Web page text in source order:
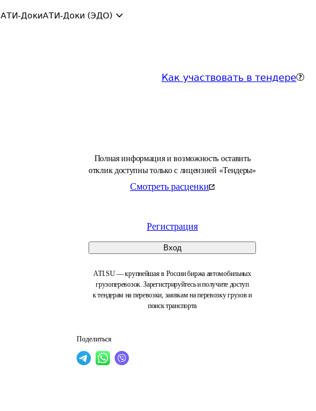
АТИ-ДокиАТИ-Доки (ЭДО)
Как участвовать в тендере
Полная информация и возможность оставить
отклик доступны только с лицензией «Тендеры»
Смотреть расценки
Регистрация
Вход
ATI.SU — крупнейшая в России биржа автомобильных
грузоперевозок. Зарегистрируйтесь и получите доступ
к тендерам на перевозки, заявкам на перевозку грузов и
поиск транспорта
Поделиться